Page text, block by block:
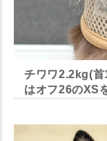
チワワ2.2kg(
はオフ26のXS